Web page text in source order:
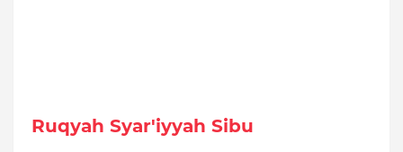
Ruqyah Syar'iyyah Sibu